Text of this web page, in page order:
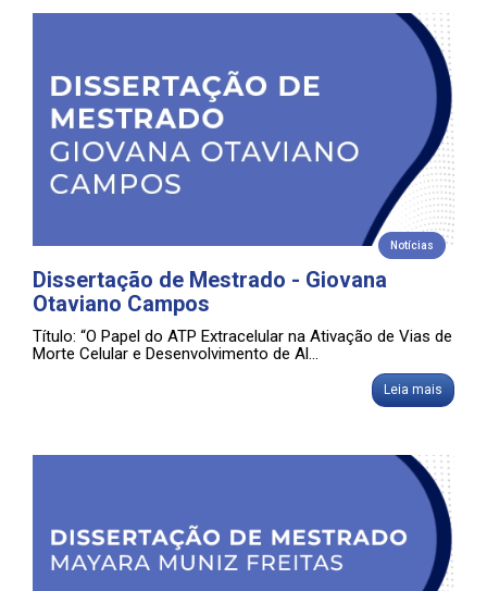
Notícias
Dissertação de Mestrado - Giovana
Otaviano Campos
Título: “O Papel do ATP Extracelular na Ativação de Vias de
Morte Celular e Desenvolvimento de Al...
Leia mais